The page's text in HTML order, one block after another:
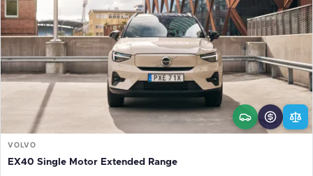
VOLVO
EX40 Single Motor Extended Range